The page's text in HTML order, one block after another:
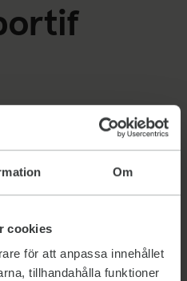
Om
cookies
för att anpassa innehållet
tillhandahålla funktioner
87, Woluwé-Saint-
15 minutes